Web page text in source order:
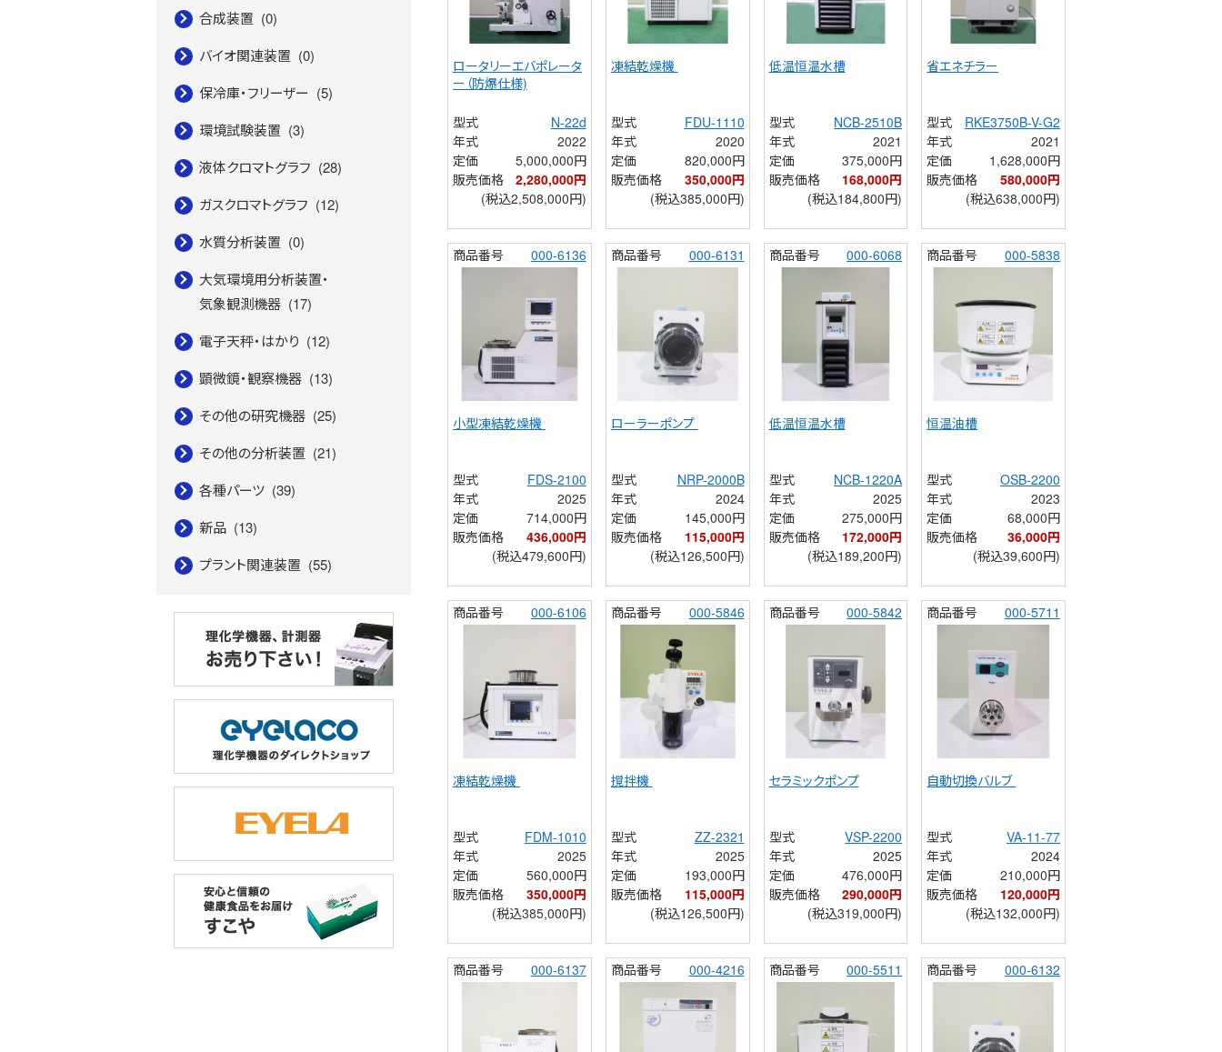
ロータリーエバポレータ
ー（防爆仕様)
型式
N-22d
年式
2022
定価
5,000,000円
販売価格
2,280,000円
(税込2,508,000円)
凍結乾燥機
型式
FDU-1110
年式
2020
定価
820,000円
販売価格
350,000円
(税込385,000円)
低温恒温水槽
型式
NCB-2510B
年式
2021
定価
375,000円
販売価格
168,000円
(税込184,800円)
省エネチラー
型式
RKE3750B-V-G2
年式
2021
定価
1,628,000円
販売価格
580,000円
(税込638,000円)
商品番号 000-6136
小型凍結乾燥機
型式
FDS-2100
年式
2025
定価
714,000円
販売価格
436,000円
(税込479,600円)
商品番号 000-6131
ローラーポンプ
型式
NRP-2000B
年式
2024
定価
145,000円
販売価格
115,000円
(税込126,500円)
商品番号 000-6068
低温恒温水槽
型式
NCB-1220A
年式
2025
定価
275,000円
販売価格
172,000円
(税込189,200円)
商品番号 000-5838
恒温油槽
型式
OSB-2200
年式
2023
定価
68,000円
販売価格
36,000円
(税込39,600円)
商品番号 000-6106
凍結乾燥機
型式
FDM-1010
年式
2025
定価
560,000円
販売価格
350,000円
(税込385,000円)
商品番号 000-5846
撹拌機
型式
ZZ-2321
年式
2025
定価
193,000円
販売価格
115,000円
(税込126,500円)
商品番号 000-5842
セラミックポンプ
型式
VSP-2200
年式
2025
定価
476,000円
販売価格
290,000円
(税込319,000円)
商品番号 000-5711
自動切換バルブ
型式
VA-11-77
年式
2024
定価
210,000円
販売価格
120,000円
(税込132,000円)
商品番号 000-6137 商品番号 000-4216 商品番号 000-5511 商品番号 000-6132
合成装置 (0)
バイオ関連装置 (0)
保冷庫・フリーザー (5)
環境試験装置 (3)
液体クロマトグラフ (28)
ガスクロマトグラフ (12)
水質分析装置 (0)
大気環境用分析装置・
気象観測機器 (17)
電子天秤・はかり (12)
顕微鏡・観察機器 (13)
その他の研究機器 (25)
その他の分析装置 (21)
各種パーツ (39)
新品 (13)
プラント関連装置 (55)